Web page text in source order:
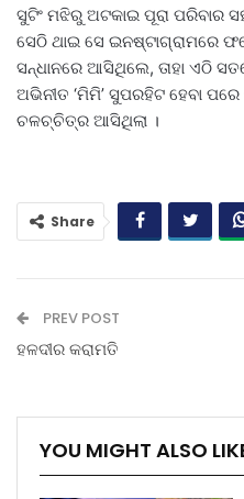
ସୁଟିଂ ମଝିରୁ ଅଟକାଇ ପୂରା ପରିବାର
ସେଠି ଥାଇ ସେ ଇନଷ୍ଟାଗ୍ରାମରେ
ସନ୍ଧାନରେ ଆସିଥିଲେ, ତାହା ଏଠି
ଅଭିନୀତ ‘ମିମି’ ସୁପରହିଟ ହେବା
ଚଳଚ୍ଚିତ୍ର ଆସିଥିଲା ।
Share
PREV POST
ହଳଦୀର କରାମତି
YOU MIGHT ALSO